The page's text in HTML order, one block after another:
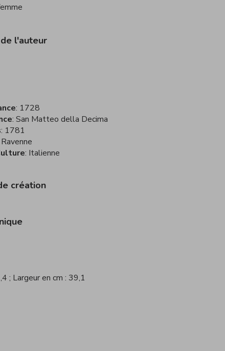
l'auteur
1728
San Matteo della Decima
1781
Ravenne
Italienne
création
; Largeur en cm : 39,1